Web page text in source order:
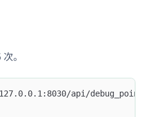
。
api/